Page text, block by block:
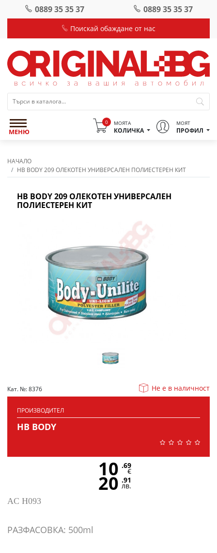
0889 35 35 37 0889 35 35 37
Поискай обаждане от нас
МЕНЮ
0 МОЯТА
КОЛИЧКА
МОЯТ
ПРОФИЛ
НАЧАЛО
HB BODY 209 ОЛЕКОТЕН УНИВЕРСАЛЕН ПОЛИЕСТЕРЕН КИТ
HB BODY 209 ОЛЕКОТЕН УНИВЕРСАЛЕН
ПОЛИЕСТЕРЕН КИТ
Кат. №: 8376 Не е в наличност
ПРОИЗВОДИТЕЛ
HB BODY
AC H093
РАЗФАСОВКА: 500ml
10 .69
€
20 .91
лв.